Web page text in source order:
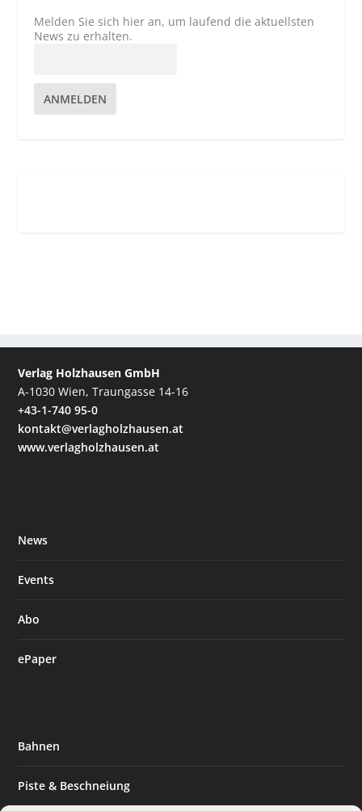
Melden Sie sich hier an, um laufend die aktuellsten
News zu erhalten.
ANMELDEN
Verlag Holzhausen GmbH
A-1030 Wien, Traungasse 14-16
+43-1-740 95-0
kontakt@verlagholzhausen.at
www.verlagholzhausen.at
News
Events
Abo
ePaper
Bahnen
Piste & Beschneiung